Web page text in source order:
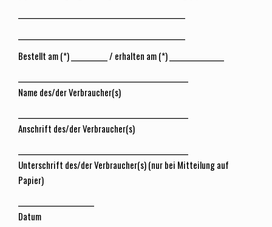
Bestellt am (*) ____________ / erhalten am (*) __________________
Name des/der Verbraucher(s)
Anschrift des/der Verbraucher(s)
Unterschrift des/der Verbraucher(s) (nur bei Mitteilung auf
Papier)
Datum